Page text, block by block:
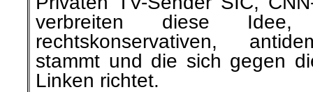
verbreiten diese
rechtskonservativen,
stammt und die sich gegen
Linken richtet.